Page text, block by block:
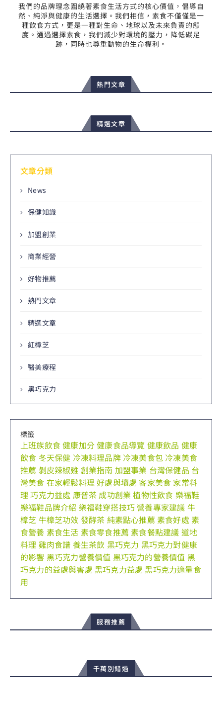
我們的品牌理念圍繞著素食生活方式的核心價值，倡導自
然、純淨與健康的生活選擇。我們相信，素食不僅僅是一
種飲食方式，更是一種對生命、地球以及未來負責的態
度。通過選擇素食，我們減少對環境的壓力，降低碳足
跡，同時也尊重動物的生命權利。
熱門文章
精選文章
文章分類
News
保健知識
加盟創業
商業經營
好物推薦
熱門文章
精選文章
紅樟芝
醫美療程
黑巧克力
標籤
上班族飲食健康加分健康食品導覽 健康飲品 健康
飲食 冬天保健 冷凍料理品牌 冷凍美食包 冷凍美食
推薦 剝皮辣椒雞 創業指南 加盟事業 台灣保健品 台
灣美食 在家輕鬆料理好處與壞處 客家美食 家常料
理巧克力益處 康普茶 成功創業 植物性飲食 樂福鞋
樂福鞋品牌介紹 樂福鞋穿搭技巧 營養專家建議 牛
樟芝 牛樟芝功效 發酵茶 純素點心推薦 素食好處 素
食營養 素食生活 素食零食推薦 素食餐點建議 道地
料理 雞肉食譜 養生茶飲 黑巧克力 黑巧克力對健康
的影響 黑巧克力營養價值 黑巧克力的營養價值 黑
巧克力的益處與害處 黑巧克力益處 黑巧克力適量食
用
服務推薦
千萬別錯過